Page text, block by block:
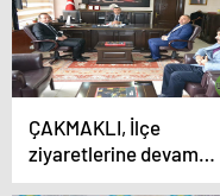
ÇAKMAKLI, İlçe
ziyaretlerine devam
ediyor